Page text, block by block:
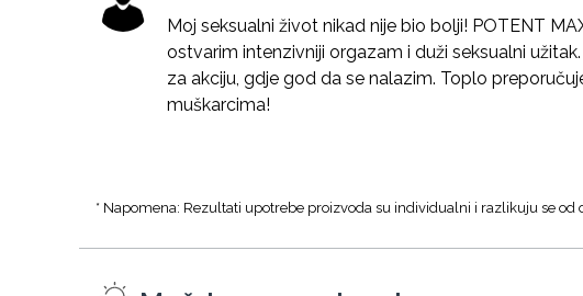
Moj seksualni život nikad nije bio bolji! POTENT
ostvarim intenzivniji orgazam i duži seksualni
za akciju, gdje god da se nalazim. Toplo
muškarcima!
* Napomena: Rezultati upotrebe proizvoda su individualni i razlikuju se od